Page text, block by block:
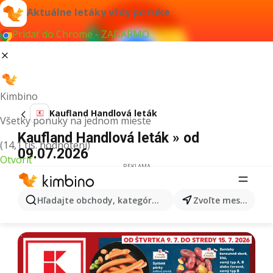
Aktuálne letáky vždy po ruke
Pridať do Chrome - ZADARMO
Kimbino
Všetky ponuky na jednom mieste
(14,1 tis. hodnotení)
Otvoriť
Hľadajte obchody, kategórie, produkty... Zvoľte mesto
Kaufland Handlová leták
Kaufland Handlová leták » od
09.07.2026
REKLAMA